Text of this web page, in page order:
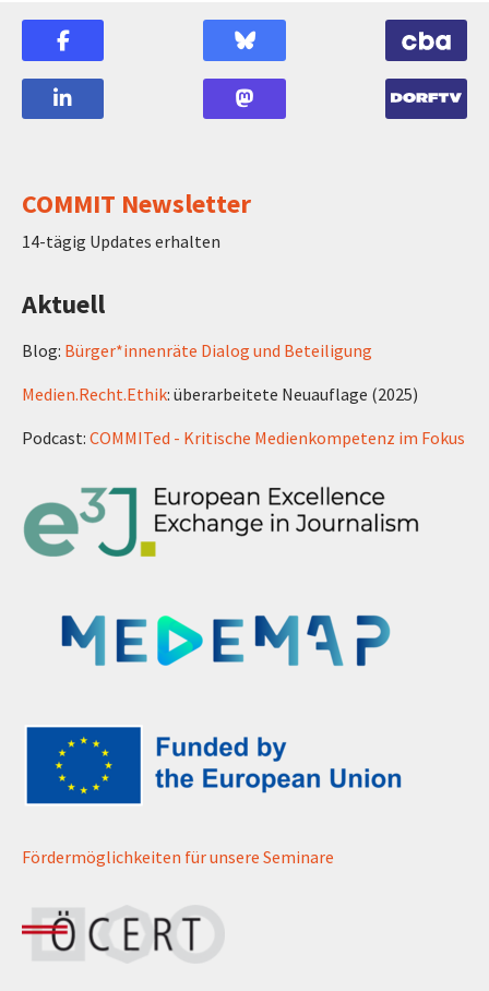
COMMIT Newsletter
14-tägig Updates erhalten
Aktuell
Blog: Bürger*innenräte Dialog und Beteiligung
Medien.Recht.Ethik: überarbeitete Neuauflage (2025)
Podcast: COMMITed - Kritische Medienkompetenz im Fokus
Fördermöglichkeiten für unsere Seminare